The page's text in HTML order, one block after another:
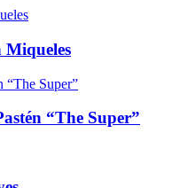
Miqueles
“The Super”